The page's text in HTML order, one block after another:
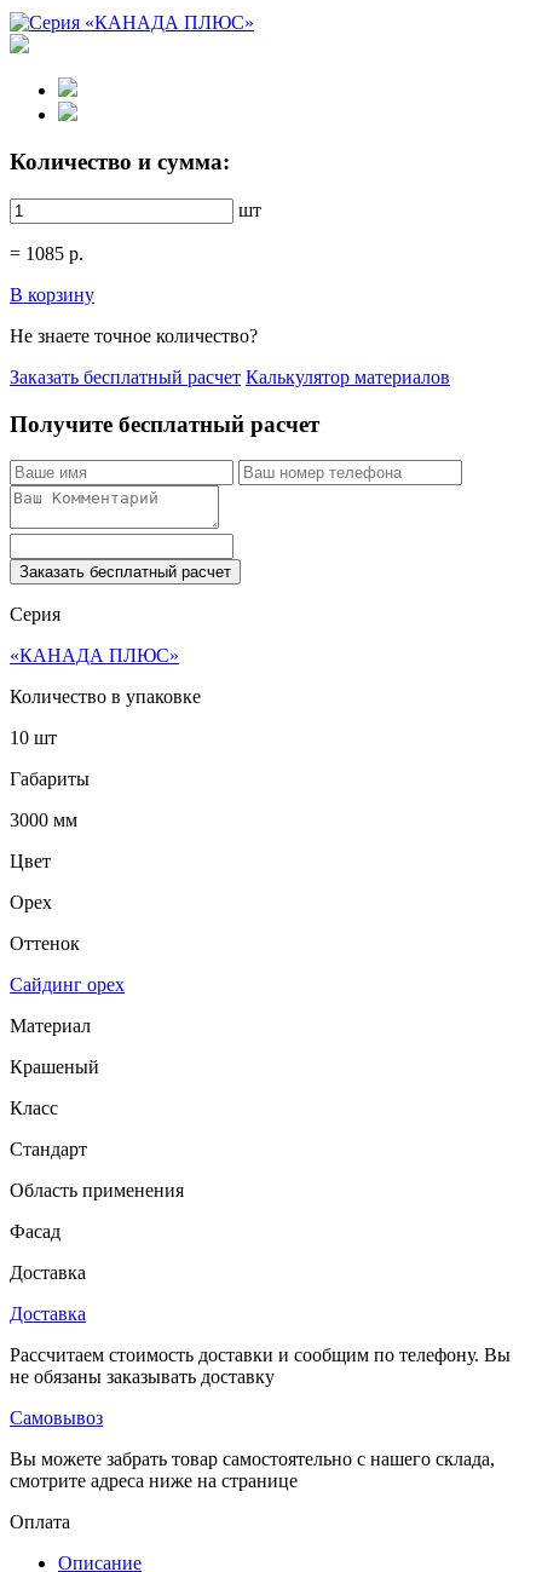
Количество и сумма:
шт
= 1085 р.
В корзину
Не знаете точное количество?
Заказать бесплатный расчет Калькулятор материалов
Получите бесплатный расчет
Заказать бесплатный расчет
Серия
«КАНАДА ПЛЮС»
Количество в упаковке
10 шт
Габариты
3000 мм
Цвет
Орех
Оттенок
Сайдинг орех
Материал
Крашеный
Класс
Стандарт
Область применения
Фасад
Доставка
Доставка
Рассчитаем стоимость доставки и сообщим по телефону. Вы
не обязаны заказывать доставку
Самовывоз
Вы можете забрать товар самостоятельно с нашего склада,
смотрите адреса ниже на странице
Оплата
Описание